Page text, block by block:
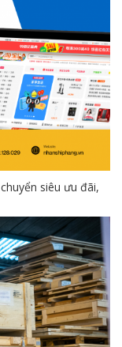
siêu ưu đãi,